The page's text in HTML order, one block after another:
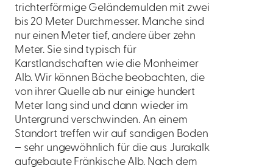
trichterförmige Geländemulden mit zwei
bis 20 Meter Durchmesser. Manche sind
nur einen Meter tief, andere über zehn
Meter. Sie sind typisch für
Karstlandschaften wie die Monheimer
Alb. Wir können Bäche beobachten, die
von ihrer Quelle ab nur einige hundert
Meter lang sind und dann wieder im
Untergrund verschwinden. An einem
Standort treffen wir auf sandigen Boden
– sehr ungewöhnlich für die aus Jurakalk
aufgebaute Fränkische Alb. Nach dem